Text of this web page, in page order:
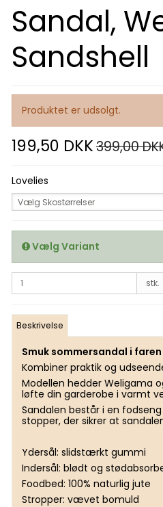
Sandal,
Sandshell
Produktet er udsolgt.
199,50 DKK399,00
Lovelies
Vælg Skostørrelser
Vælg Variant
stk.
Beskrivelse
Smuk sommersandal i
Kombiner praktik og
Modellen hedder Weligama
løfte din garderobe i varmt
Sandalen består i en
stopper, der sikrer at
Ydersål: slidstærkt gummi
Indersål: blødt og
Foodbed: 100% naturlig jute
Stropper: vævet bomuld